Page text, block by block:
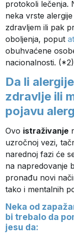
protokoli lečenja.
neka vrste
zdravljem ili pak
oboljenja, poput
obuhvaćene
nacionalnosti. (*2)
Da li
zdravlje ili
pojavu
Ovo istraživanje
uzročnoj vezi,
narednoj fazi će
na napredovanje
pronađu novi
tako i mentalnih
Neka od
bi trebalo da
jesu da: